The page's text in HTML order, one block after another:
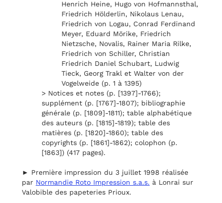
Henrich Heine, Hugo von Hofmannsthal,
Friedrich Hölderlin, Nikolaus Lenau,
Friedrich von Logau, Conrad Ferdinand
Meyer, Eduard Mörike, Friedrich
Nietzsche, Novalis, Rainer Maria Rilke,
Friedrich von Schiller, Christian
Friedrich Daniel Schubart, Ludwig
Tieck, Georg Trakl et Walter von der
Vogelweide (p. 1 à 1395)
> Notices et notes (p. [1397]-1766);
supplément (p. [1767]-1807); bibliographie
générale (p. [1809]-1811); table alphabétique
des auteurs (p. [1815]-1819); table des
matières (p. [1820]-1860); table des
copyrights (p. [1861]-1862); colophon (p.
[1863]) (417 pages).
► Première impression du 3 juillet 1998 réalisée
par Normandie Roto Impression s.a.s. à Lonrai sur
Valobible des papeteries Prioux.